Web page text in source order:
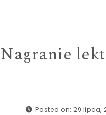
Nagranie
Posted on: 29 lipca,